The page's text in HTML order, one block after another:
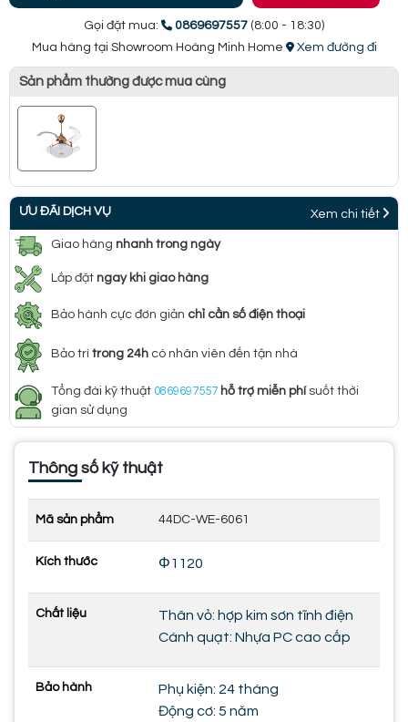
Gọi đặt mua: 0869697557 (8:00 - 18:30)
Mua hàng tại Showroom Hoàng Minh Home
Xem đường đi
Sản phẩm thường được mua cùng
ƯU ĐÃI DỊCH VỤ Xem chi tiết
Giao hàng nhanh trong ngày
Lắp đặt ngay khi giao hàng
Bảo hành cực đơn giản chỉ cần số điện thoại
Bảo trì trong 24h có nhân viên đến tận nhà
Tổng đài kỹ thuật 0869697557 hỗ trợ miễn phísuốt thời
gian sử dụng
Thông số kỹ thuật
Mã sản phẩm 44DC-WE-6061
Kích thước Φ1120
Chất liệu
Thân vỏ: hợp kim sơn tĩnh điện
Cánh quạt: Nhựa PC cao cấp
Bảo hành
Phụ kiện: 24 tháng
Động cơ: 5 năm